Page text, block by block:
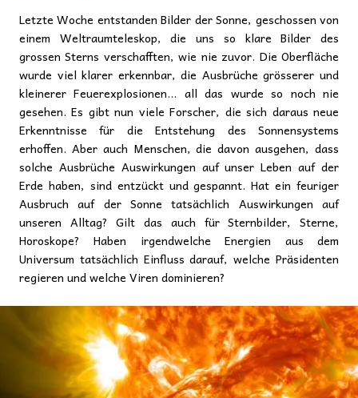
Letzte Woche entstanden Bilder der Sonne, geschossen von
einem Weltraumteleskop, die uns so klare Bilder des
grossen Sterns verschafften, wie nie zuvor. Die Oberfläche
wurde viel klarer erkennbar, die Ausbrüche grösserer und
kleinerer Feuerexplosionen… all das wurde so noch nie
gesehen. Es gibt nun viele Forscher, die sich daraus neue
Erkenntnisse für die Entstehung des Sonnensystems
erhoffen. Aber auch Menschen, die davon ausgehen, dass
solche Ausbrüche Auswirkungen auf unser Leben auf der
Erde haben, sind entzückt und gespannt. Hat ein feuriger
Ausbruch auf der Sonne tatsächlich Auswirkungen auf
unseren Alltag? Gilt das auch für Sternbilder, Sterne,
Horoskope? Haben irgendwelche Energien aus dem
Universum tatsächlich Einfluss darauf, welche Präsidenten
regieren und welche Viren dominieren?